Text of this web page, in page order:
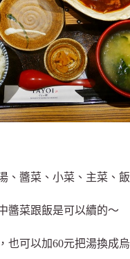
、醬菜、小菜、主菜、飯
醬菜跟飯是可以續的～
也可以加60元把湯換成烏